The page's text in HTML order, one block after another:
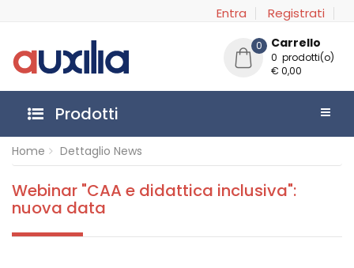
Entra Registrati
0 Carrello
0 prodotti(o)
€ 0,00
Prodotti
Home Dettaglio News
Webinar "CAA e didattica inclusiva":
nuova data